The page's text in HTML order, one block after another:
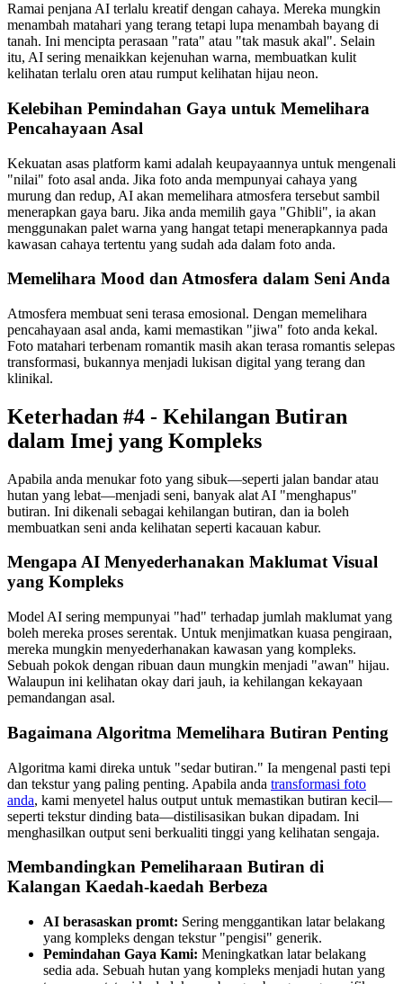
Ramai penjana AI terlalu kreatif dengan cahaya. Mereka mungkin
menambah matahari yang terang tetapi lupa menambah bayang di
tanah. Ini mencipta perasaan "rata" atau "tak masuk akal". Selain
itu, AI sering menaikkan kejenuhan warna, membuatkan kulit
kelihatan terlalu oren atau rumput kelihatan hijau neon.
Kelebihan Pemindahan Gaya untuk Memelihara
Pencahayaan Asal
Kekuatan asas platform kami adalah keupayaannya untuk mengenali
"nilai" foto asal anda. Jika foto anda mempunyai cahaya yang
murung dan redup, AI akan memelihara atmosfera tersebut sambil
menerapkan gaya baru. Jika anda memilih gaya "Ghibli", ia akan
menggunakan palet warna yang hangat tetapi menerapkannya pada
kawasan cahaya tertentu yang sudah ada dalam foto anda.
Memelihara Mood dan Atmosfera dalam Seni Anda
Atmosfera membuat seni terasa emosional. Dengan memelihara
pencahayaan asal anda, kami memastikan "jiwa" foto anda kekal.
Foto matahari terbenam romantik masih akan terasa romantis selepas
transformasi, bukannya menjadi lukisan digital yang terang dan
klinikal.
Keterhadan #4 - Kehilangan Butiran
dalam Imej yang Kompleks
Apabila anda menukar foto yang sibuk—seperti jalan bandar atau
hutan yang lebat—menjadi seni, banyak alat AI "menghapus"
butiran. Ini dikenali sebagai kehilangan butiran, dan ia boleh
membuatkan seni anda kelihatan seperti kacauan kabur.
Mengapa AI Menyederhanakan Maklumat Visual
yang Kompleks
Model AI sering mempunyai "had" terhadap jumlah maklumat yang
boleh mereka proses serentak. Untuk menjimatkan kuasa pengiraan,
mereka mungkin menyederhanakan kawasan yang kompleks.
Sebuah pokok dengan ribuan daun mungkin menjadi "awan" hijau.
Walaupun ini kelihatan okay dari jauh, ia kehilangan kekayaan
pemandangan asal.
Bagaimana Algoritma Memelihara Butiran Penting
Algoritma kami direka untuk "sedar butiran." Ia mengenal pasti tepi
dan tekstur yang paling penting. Apabila anda transformasi foto
anda, kami menyetel halus output untuk memastikan butiran kecil—
seperti tekstur dinding bata—distilisasikan bukan dipadam. Ini
menghasilkan output seni berkualiti tinggi yang kelihatan sengaja.
Membandingkan Pemeliharaan Butiran di
Kalangan Kaedah-kaedah Berbeza
AI berasaskan promt: Sering menggantikan latar belakang
yang kompleks dengan tekstur "pengisi" generik.
Pemindahan Gaya Kami: Meningkatkan latar belakang
sedia ada. Sebuah hutan yang kompleks menjadi hutan yang